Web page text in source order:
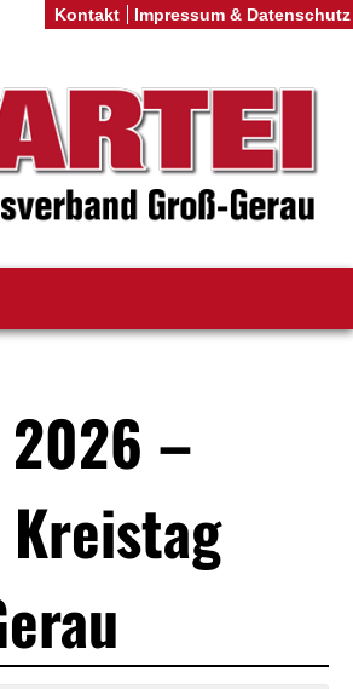
2026 –
Kontakt Impressum & Datenschutz